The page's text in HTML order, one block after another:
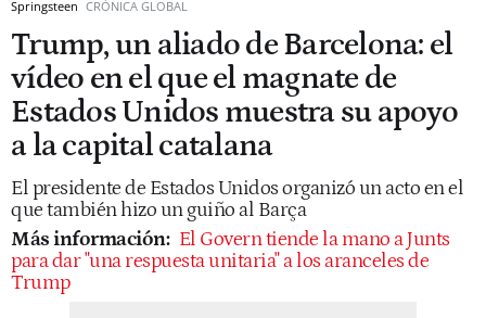
Springsteen CRÓNICA GLOBAL
Trump, un aliado de Barcelona: el
vídeo en el que el magnate de
Estados Unidos muestra su apoyo
a la capital catalana
El presidente de Estados Unidos organizó un acto en el
que también hizo un guiño al Barça
Más información: El Govern tiende la mano a Junts
para dar "una respuesta unitaria" a los aranceles de
Trump